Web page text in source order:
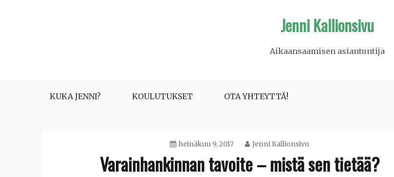
Jenni Kallionsivu
Aikaansaamisen asiantuntija
KUKA JENNI? KOULUTUKSET OTA YHTEYTTÄ!
heinäkuu 9, 2017 Jenni Kallionsivu
Varainhankinnan tavoite – mistä sen tietää?